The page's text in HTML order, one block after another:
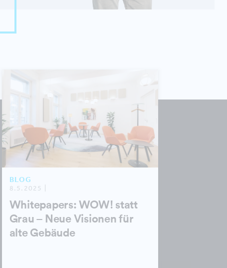
BLOG
8.5.2025 |
Whitepapers: WOW! statt
Grau – Neue Visionen für
alte Gebäude